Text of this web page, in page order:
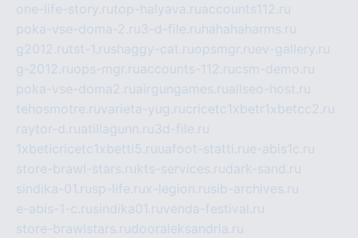
one-life-story.rutop-halyava.ruaccounts112.ru
poka-vse-doma-2.ru3-d-file.ru hahahaharms.ru
g2012.rutst-1.rushaggy-cat.ruopsmgr.ruev-gallery.ru
g-2012.ruops-mgr.ruaccounts-112.rucsm-demo.ru
poka-vse-doma2.ruairgungames.ruallseo-host.ru
tehosmotre.ruvarieta-yug.rucricetc1xbetr1xbetcc2.ru
raytor-d.ruatillagunn.ru3d-file.ru
1xbeticricetc1xbetti5.ruuafoot-statti.rue-abis1c.ru
store-brawl-stars.rukts-services.rudark-sand.ru
sindika-01.rusp-life.rux-legion.rusib-archives.ru
e-abis-1-c.rusindika01.ruvenda-festival.ru
store-brawlstars.rudooraleksandria.ru